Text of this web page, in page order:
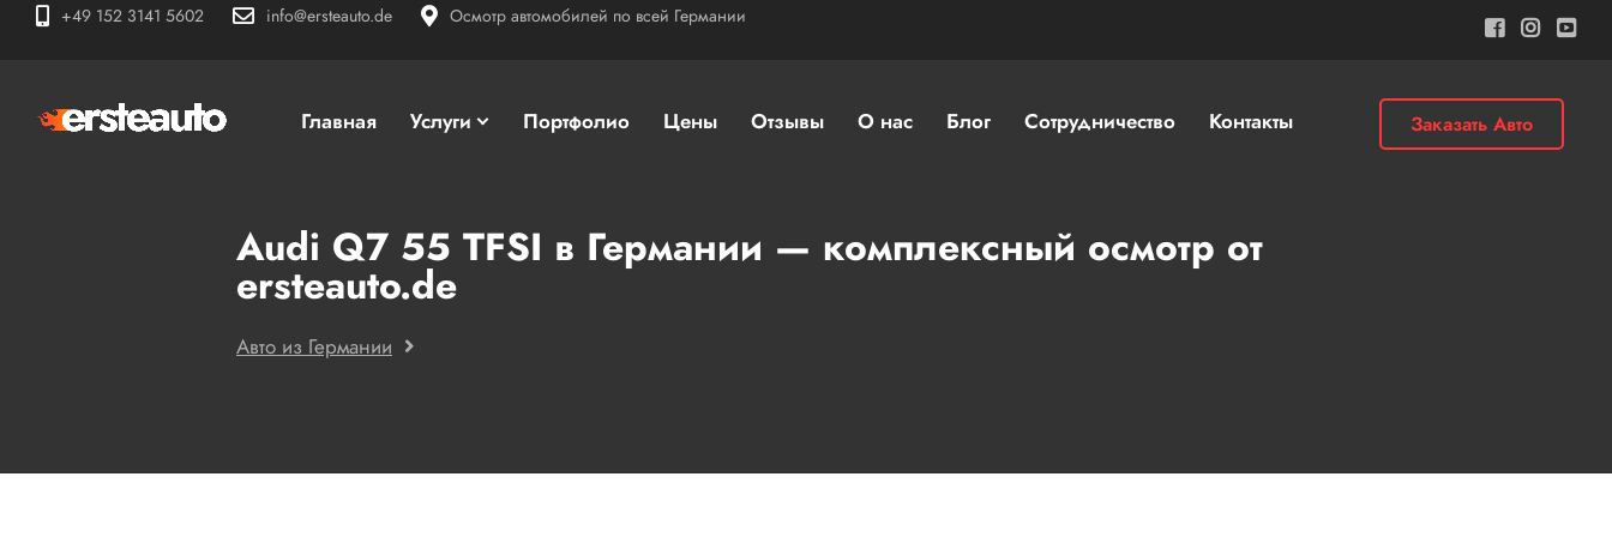
+49 152 3141 5602 info@ersteauto.de Осмотр автомобилей по всей Германии
Главная Услуги Портфолио Цены Отзывы О нас Блог Сотрудничество Контакты Заказать Авто
Audi Q7 55 TFSI в Германии — комплексный осмотр от
ersteauto.de
Авто из Германии